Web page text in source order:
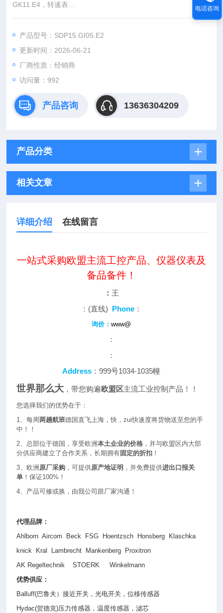
GK11.E4，转速表
一站式采购欧盟主流工控产品、仪器仪表及备品备件！
：王（Z快的报价）
：（24小时在线）
（Z满意的价格）
：www@
产品型号：SDP15.GI05.E2
更新时间：2026-06-21
厂商性质：经销商
访问量：992
产品咨询 13636304209
产品分类
相关文章
详细介绍 在线留言
一站式采购欧盟主流工控产品、仪器仪表及
备品备件！
： 王
：(直线)
Phone ：
询价：www@
：
：
Address ：999号1034-1035幢
世界那么大 ，带您购遍欧盟区主流工业控制产品！！
您选择我们的优势在于：
1、每周两趟航班德国直飞上海，快，zui快速度将货物送至您的手
中！！
2、总部位于德国，享受欧洲本土企业的价格 ，并与欧盟区内大部
分供应商建立了合作关系，长期拥有固定的折扣 ！
3、欧洲 原厂采购 ，可提供原产地证明 ，并免费提供进出口报关
单 ！保证100%！
4、产品可修或换，由我公司跟厂家沟通！
代理品牌：
Ahlborn Aircom Beck FSG Hoentzsch Honsberg Klaschka
knick Kral Lambrecht Mankenberg Proxitron
AK Regeltechnik STOERK Winkelmann
优势供应：
Balluff(巴鲁夫）接近开关，光电开关，位移传感器
Hydac(贺德克)压力传感器，温度传感器，滤芯
电话咨询